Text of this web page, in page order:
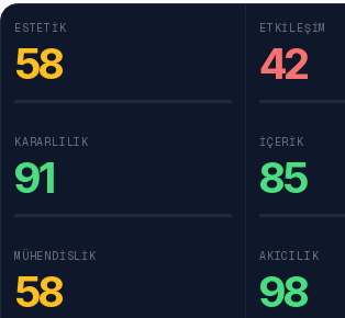
ESTETIK
58
ETKILEŞIM
42
KARARLILIK
91
İÇERIK
85
MÜHENDISLIK
58
AKICILIK
98